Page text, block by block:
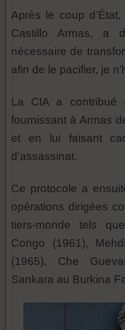
Après le coup
Castillo Armas, a
nécessaire de
afin de le pacifier, je
La CIA a
fournissant à Armas
et en lui faisant
d’assassinat.
Ce protocole a
opérations dirigées
tiers-monde tels
Congo (1961),
(1965), Che
Sankara au Burkina